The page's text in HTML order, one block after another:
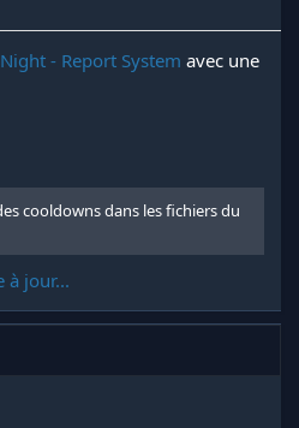
- Report System avec une
cooldowns dans les fichiers du
à jour...